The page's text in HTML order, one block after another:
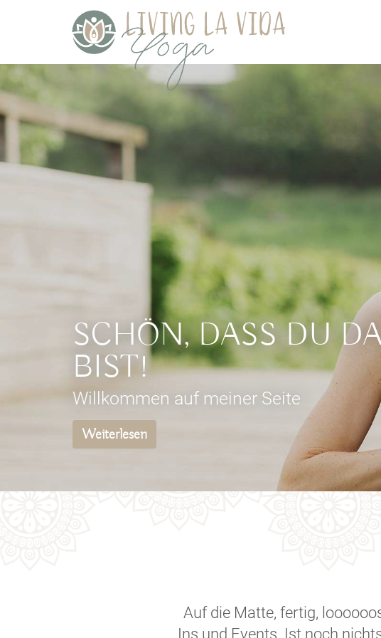
SCHÖN, DASS DU
BIST!
Willkommen auf meiner Seite
Weiterlesen
Auf die Matte, fertig,
Ins und Events. Ist noch